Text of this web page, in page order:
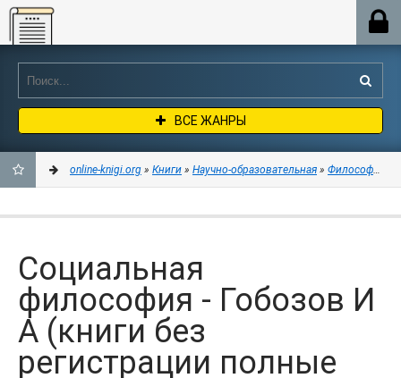
Online-knigi.org
ВСЕ ЖАНРЫ
ЗАКЛАДКИ
online-knigi.org » Книги » Научно-образовательная » Философия
Социальная
философия - Гобозов И
А (книги без
регистрации полные